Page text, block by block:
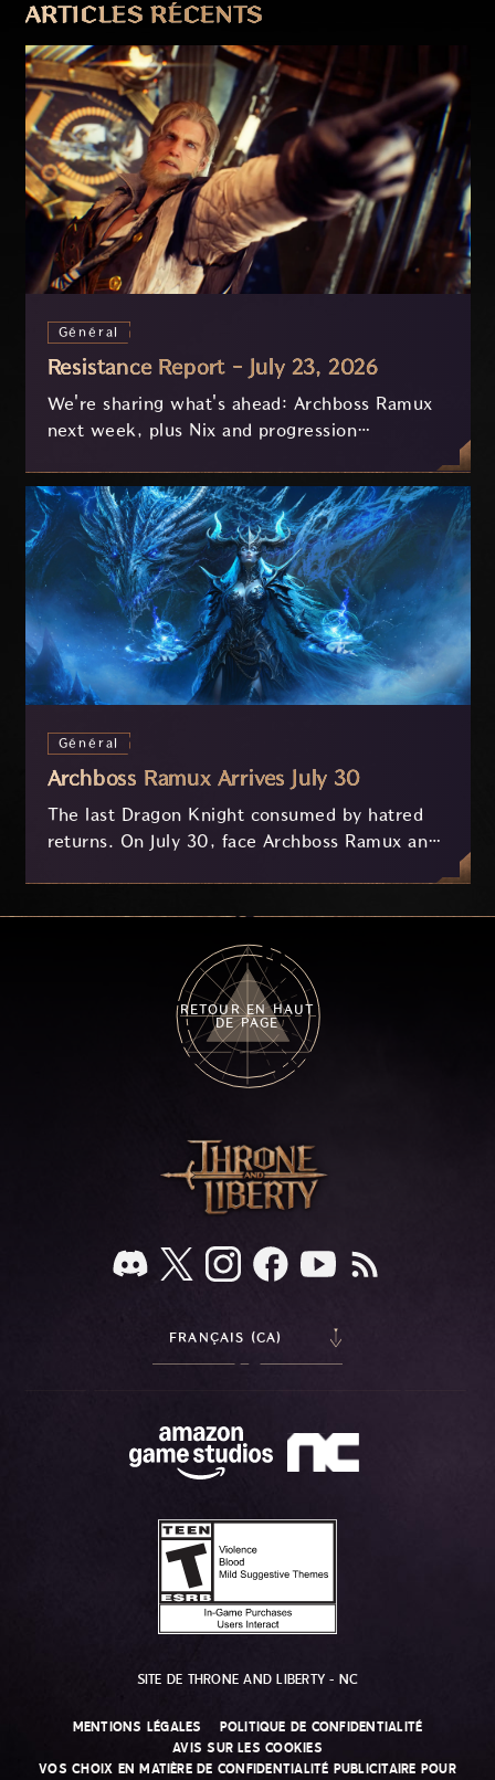
ARTICLES RÉCENTS
Général
Resistance Report - July 23, 2026
We're sharing what's ahead: Archboss Ramux
next week, plus Nix and progression
on your feedback.
Général
Archboss Ramux Arrives July 30
The last Dragon Knight consumed by hatred
returns. On July 30, face Archboss Ramux and
key combat mechanics, the Ballista, and the
new Archboss equipment that awaits.
RETOUR EN HAUT
DE PAGE
FRANÇAIS (CA)
SITE DE THRONE AND LIBERTY - NC
MENTIONS LÉGALES
POLITIQUE DE CONFIDENTIALITÉ
AVIS SUR LES COOKIES
VOS CHOIX EN MATIÈRE DE CONFIDENTIALITÉ PUBLICITAIRE POUR